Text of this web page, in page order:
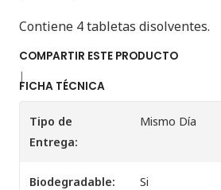
Contiene 4 tabletas disolventes.
COMPARTIR ESTE PRODUCTO
|
FICHA TÉCNICA
Tipo de
Entrega:
Mismo Día
Biodegradable: Si